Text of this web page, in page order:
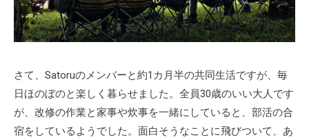
さて、Satoruのメンバーと約1カ月半の共同生活ですが、毎
日ほのぼのと楽しく暮らせました。全員30歳のいい大人です
が、改修の作業と家事や炊事を一緒にしていると、部活の合
宿をしているようでした。面白そうなことに飛びついて、あ